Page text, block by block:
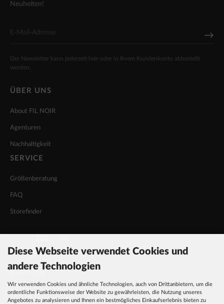
Neuheiten!
Der Newsletter kann jederzeit hier oder in Ihrem Kundenkonto abbestellt
werden.
ÜBER UNS
About FIL NOIR
Agenturen
Nachhaltigkeit
SERVICE
Größenberatung
FAQ
Storefinder
INFORMATIONEN
AGB
Diese Webseite verwendet Cookies und
andere Technologien
Wir verwenden Cookies und ähnliche Technologien, auch von Drittanbietern, um die
ordentliche Funktionsweise der Website zu gewährleisten, die Nutzung unseres
Angebotes zu analysieren und Ihnen ein bestmögliches Einkaufserlebnis bieten zu